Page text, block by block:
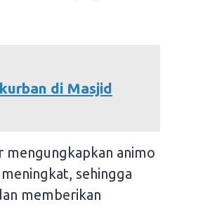
di Masjid
mengungkapkan animo
sehingga
memberikan